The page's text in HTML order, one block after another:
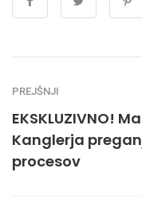
PREJŠNJI
EKSKLUZIVNO!
Kanglerja
procesov